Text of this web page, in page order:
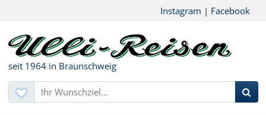
Instagram | Facebook
seit 1964 in Braunschweig